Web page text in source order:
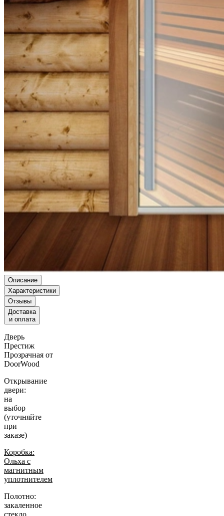
Описание
Характеристики
Отзывы
Доставка
и оплата
Дверь
Престиж
Прозрачная от
DoorWood
Открывание
двери:
на
выбор
(уточняйте
при
заказе)
Коробка:
Ольха с
магнитным
уплотнителем
Полотно:
закаленное
стекло